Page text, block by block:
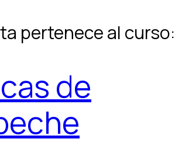
pertenece al curso:
de